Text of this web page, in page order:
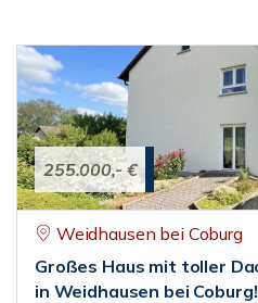
255.000,- €
Weidhausen bei Coburg
Großes Haus mit toller
in Weidhausen bei Coburg!